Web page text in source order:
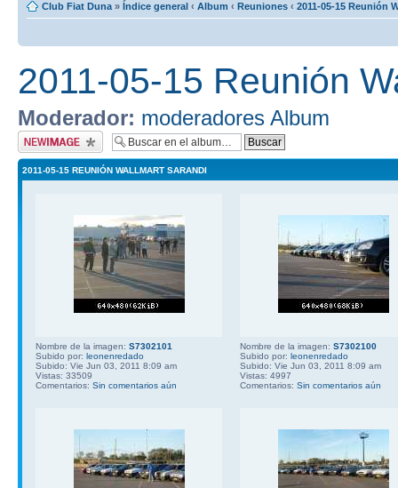
Club Fiat Duna » Índice general ‹ Album ‹ Reuniones ‹ 2011-05-15 Reunión
2011-05-15 Reunión
Moderador: moderadores Album
Subir imagen
2011-05-15 REUNIÓN WALLMART SARANDI
Nombre de la imagen: S7302101
Subido por: leonenredado
Subido: Vie Jun 03, 2011 8:09 am
Vistas: 33509
Comentarios: Sin comentarios aún
Nombre de la imagen: S7302100
Subido por: leonenredado
Subido: Vie Jun 03, 2011 8:09 am
Vistas: 4997
Comentarios: Sin comentarios aún